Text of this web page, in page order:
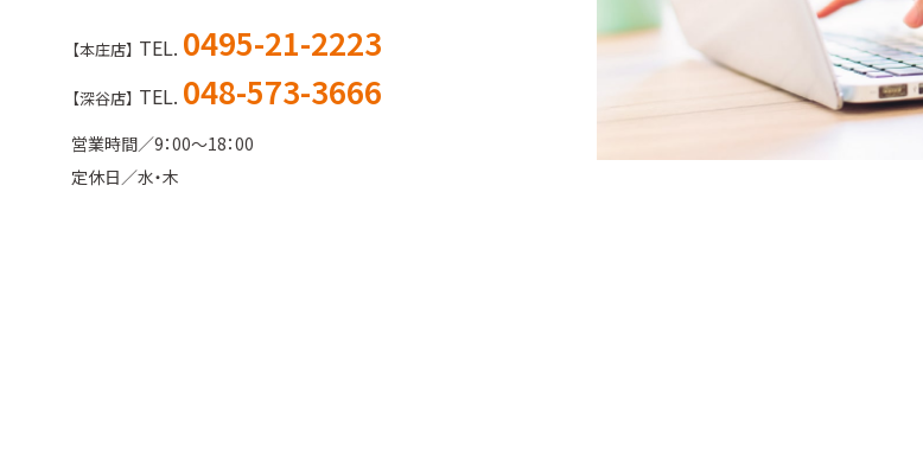
【本庄店】 TEL. 0495-21-2223
【深谷店】 TEL. 048-573-3666
営業時間／9：00〜18：00
定休日／水・木